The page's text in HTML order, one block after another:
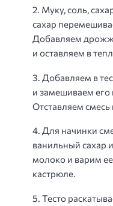
2. Муку, соль,
сахар
Добавляем
и оставляем в
3. Добавляем в
и замешиваем его
Отставляем смесь
4. Для начинки
ванильный сахар
молоко и варим
кастрюле.
5. Тесто